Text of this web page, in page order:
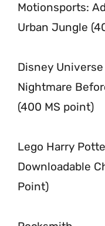
Motionsports:
Urban Jungle
Disney Universe
Nightmare
(400 MS point)
Lego Harry
Downloadable
Point)